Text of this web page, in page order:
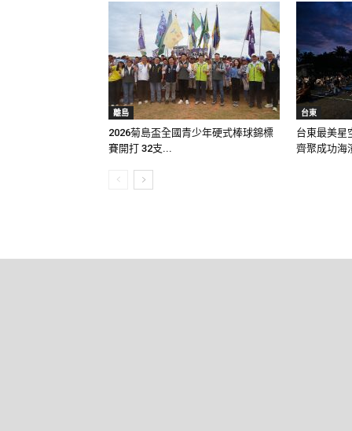
離島
2026菊島盃全國青少年硬式棒球錦標
賽開打 32支...
台東
台東最美星
齊聚成功海